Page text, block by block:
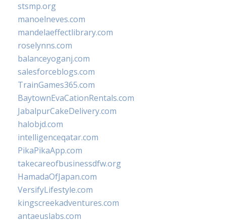
stsmp.org
manoelneves.com
mandelaeffectlibrary.com
roselynns.com
balanceyoganj.com
salesforceblogs.com
TrainGames365.com
BaytownEvaCationRentals.com
JabalpurCakeDelivery.com
halobjd.com
intelligenceqatar.com
PikaPikaApp.com
takecareofbusinessdfw.org
HamadaOfJapan.com
VersifyLifestyle.com
kingscreekadventures.com
antaeuslabs.com